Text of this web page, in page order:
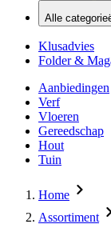
Alle
Klusadvies
Folder &
Aanbiedingen
Verf
Vloeren
Gereedschap
Hout
Tuin
Home
Assortiment